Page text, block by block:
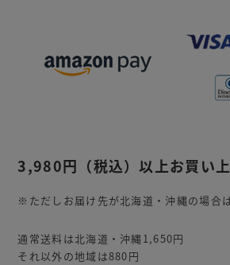
3,980円 （税込）以上お買い
※ただしお届け先が北海道・沖縄の場合
通常送料は北海道・沖縄1,650円
それ以外の地域は880円